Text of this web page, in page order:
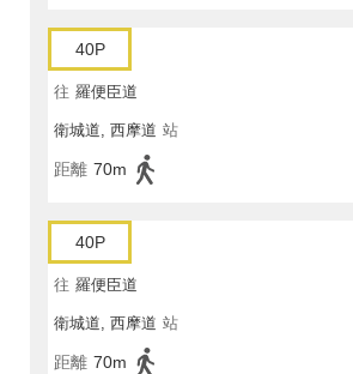
40P
往 羅便臣道
衛城道, 西摩道 站
距離 70m
40P
往 羅便臣道
衛城道, 西摩道 站
距離 70m